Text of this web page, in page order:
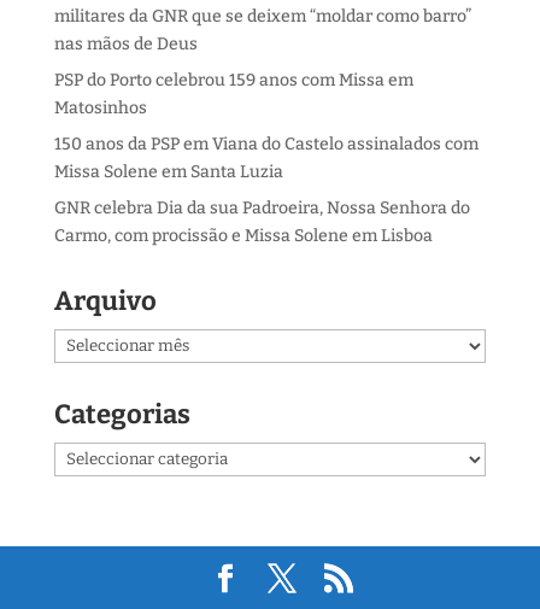
militares da GNR que se deixem “moldar como barro”
nas mãos de Deus
PSP do Porto celebrou 159 anos com Missa em
Matosinhos
150 anos da PSP em Viana do Castelo assinalados com
Missa Solene em Santa Luzia
GNR celebra Dia da sua Padroeira, Nossa Senhora do
Carmo, com procissão e Missa Solene em Lisboa
Arquivo
Arquivo
Categorias
Categorias